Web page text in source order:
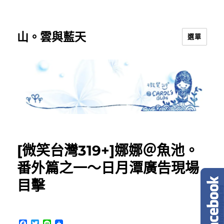
山。雲與藍天 選單
[微笑台灣319+]娜娜＠魚池。
番外篇之一～日月潭廣告現場
目擊